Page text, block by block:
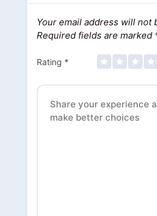
Your email address will not
Required fields are marked
Rating *